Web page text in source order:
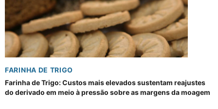
FARINHA DE TRIGO
Farinha de Trigo: Custos mais elevados sustentam reajustes
do derivado em meio à pressão sobre as margens da moagem